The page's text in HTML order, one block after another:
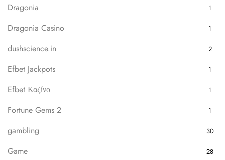
Dragonia 1
Dragonia Casino 1
dushscience.in 2
Efbet Jackpots 1
Efbet Καζίνο 1
Fortune Gems 2 1
gambling 30
Game 28